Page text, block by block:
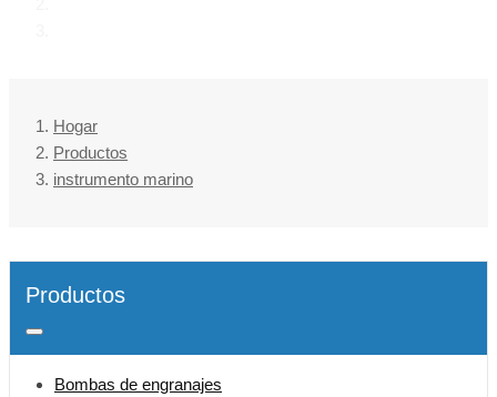
Hogar
Productos
instrumento marino
Productos
Bombas de engranajes